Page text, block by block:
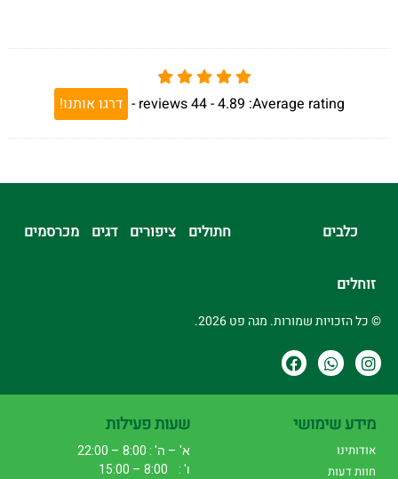
Average rating:
4.89 -
44
reviews
- דרגו אותנו!
כלבים חתולים ציפורים דגים מכרסמים
זוחלים
© כל הזכויות שמורות. מגה פט 2026.
מידע שימושי
אודותינו
חוות דעות
שעות פעילות
א' – ה' : 8:00 – 22:00
ו' : 8:00 – 15:00